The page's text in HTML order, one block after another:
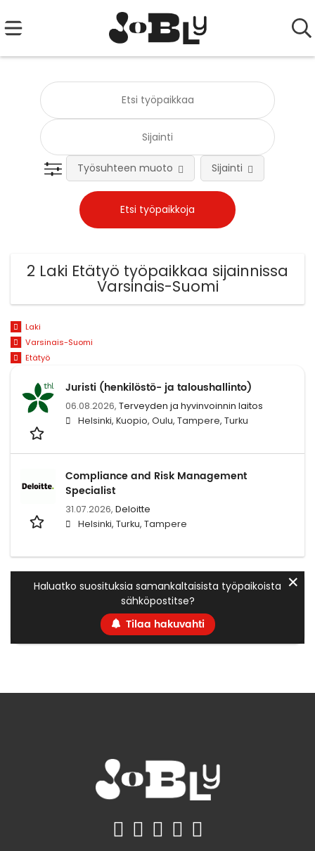
Työsuhteen muoto Sijainti
2 Laki Etätyö työpaikkaa sijainnissa
Varsinais-Suomi
Laki
Varsinais-Suomi
Etätyö
Juristi (henkilöstö- ja taloushallinto)
06.08.2026, Terveyden ja hyvinvoinnin laitos
Helsinki, Kuopio, Oulu, Tampere, Turku
Compliance and Risk Management
Specialist
31.07.2026, Deloitte
Helsinki, Turku, Tampere
Haluatko suosituksia samankaltaisista työpaikoista
sähköpostitse?
Tilaa hakuvahti
✕